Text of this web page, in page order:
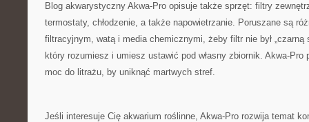
Blog akwarystyczny Akwa-Pro opisuje także sprzęt: filtry
termostaty, chłodzenie, a także napowietrzanie. Poruszane są
filtracyjnym, watą i media chemicznymi, żeby filtr nie był „czarną
który rozumiesz i umiesz ustawić pod własny zbiornik. Akwa-Pro
moc do litrażu, by uniknąć martwych stref.
Jeśli interesuje Cię akwarium roślinne, Akwa-Pro rozwija temat